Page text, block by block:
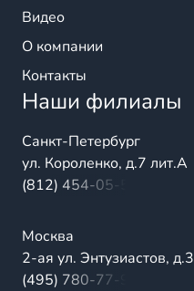
Видео
О компании
Контакты
Наши филиалы
Санкт-Петербург
ул. Короленко, д.7 лит.А
(812) 454-05-54
Москва
2-ая ул. Энтузиастов, д.3
(495) 780-77-98